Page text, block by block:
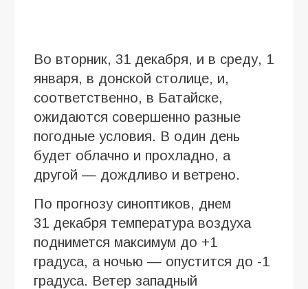
Во вторник, 31 декабря, и в среду, 1
января, в донской столице, и,
соответственно, в Батайске,
ожидаются совершенно разные
погодные условия. В один день
будет облачно и прохладно, а
другой — дождливо и ветрено.
По прогнозу синоптиков, днем
31 декабря температура воздуха
поднимется максимум до +1
градуса, а ночью — опустится до -1
градуса. Ветер западный